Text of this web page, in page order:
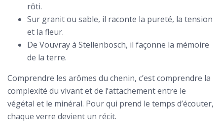
rôti.
Sur granit ou sable, il raconte la pureté, la tension
et la fleur.
De Vouvray à Stellenbosch, il façonne la mémoire
de la terre.
Comprendre les arômes du chenin, c’est comprendre la
complexité du vivant et de l’attachement entre le
végétal et le minéral. Pour qui prend le temps d’écouter,
chaque verre devient un récit.